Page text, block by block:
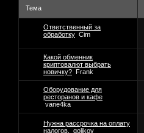
Тема
Ответственный за
обработку Cim
Какой обменник
криптовалют выбрать
новичку? Frank
Оборудование для
ресторанов и кафе
vane4ka
Нужна рассрочка на оплату
налогов.
golikov